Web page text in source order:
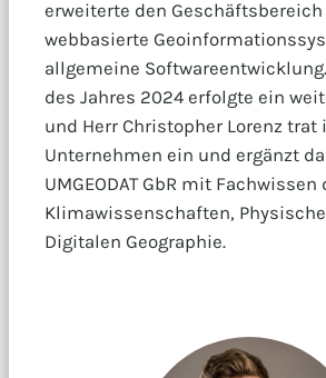
erweiterte den
webbasierte
allgemeine
des Jahres 2024 erfolgte ein
und Herr Christopher Lorenz trat
Unternehmen ein und ergänzt
UMGEODAT GbR mit Fachwissen
Klimawissenschaften,
Digitalen Geographie.